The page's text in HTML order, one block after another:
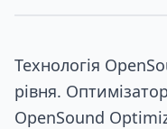
Технологія
рівня.
OpenSound